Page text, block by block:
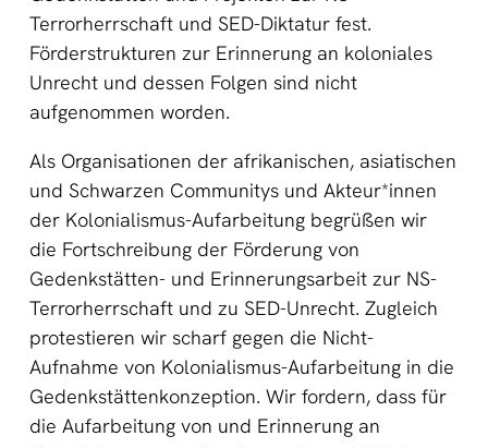
Terrorherrschaft und SED-Diktatur fest.
Förderstrukturen zur Erinnerung an koloniales
Unrecht und dessen Folgen sind nicht
aufgenommen worden.
Als Organisationen der afrikanischen, asiatischen
und Schwarzen Communitys und Akteur*innen
der Kolonialismus-Aufarbeitung begrüßen wir
die Fortschreibung der Förderung von
Gedenkstätten- und Erinnerungsarbeit zur NS-
Terrorherrschaft und zu SED-Unrecht. Zugleich
protestieren wir scharf gegen die Nicht-
Aufnahme von Kolonialismus-Aufarbeitung in die
Gedenkstättenkonzeption. Wir fordern, dass für
die Aufarbeitung von und Erinnerung an